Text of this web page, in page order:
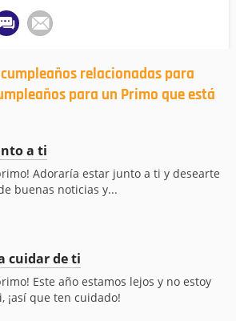
relacionadas para
para un Primo que está
a ti
Adoraría estar junto a ti y desearte
buenas noticias y...
cuidar de ti
Este año estamos lejos y no estoy
¡así que ten cuidado!